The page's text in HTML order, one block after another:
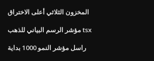
المخزون الثلاثي أعلى الاختراق
مؤشر الرسم البياني للذهب tsx
راسل مؤشر النمو 1000 بداية